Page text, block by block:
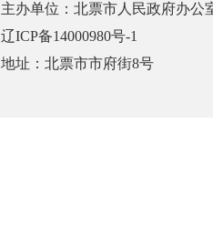
主办单位：北票市人民政府办公
辽ICP备14000980号-1
地址：北票市市府街8号